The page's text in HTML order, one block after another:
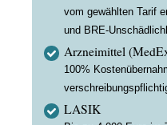
vom gewählten Tarif
und BRE-
Arzneimittel
100%
LASIK